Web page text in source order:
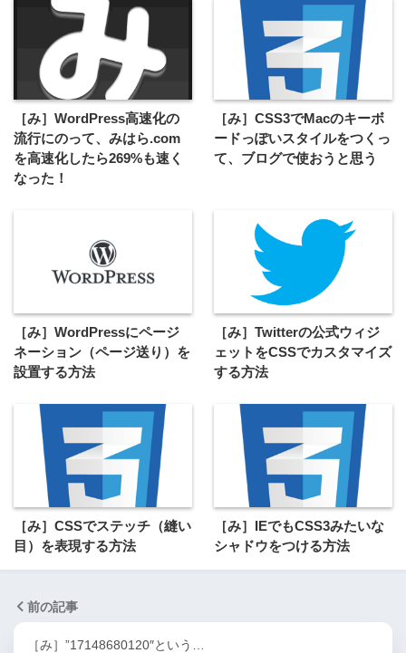
［み］WordPress高速化の
流行にのって、みはら.com
を高速化したら269%も速く
なった！
［み］CSS3でMacのキーボ
ードっぽいスタイルをつくっ
て、ブログで使おうと思う
［み］WordPressにページ
ネーション（ページ送り）を
設置する方法
［み］Twitterの公式ウィジ
ェットをCSSでカスタマイズ
する方法
［み］CSSでステッチ（縫い
目）を表現する方法
［み］IEでもCSS3みたいな
シャドウをつける方法
前の記事
［み］”17148680120″という…